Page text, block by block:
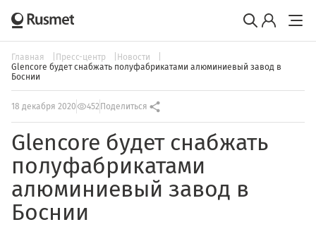
Главная Пресс-центр
Новости
Glencore будет снабжать полуфабрикатами алюминиевый завод в
Боснии
18 декабря 2020 452 Поделиться
Glencore будет снабжать
полуфабрикатами
алюминиевый завод в
Боснии